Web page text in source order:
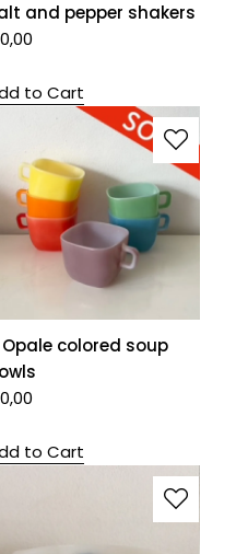
and pepper shakers
0,00
to Cart
colored soup
0,00
to Cart